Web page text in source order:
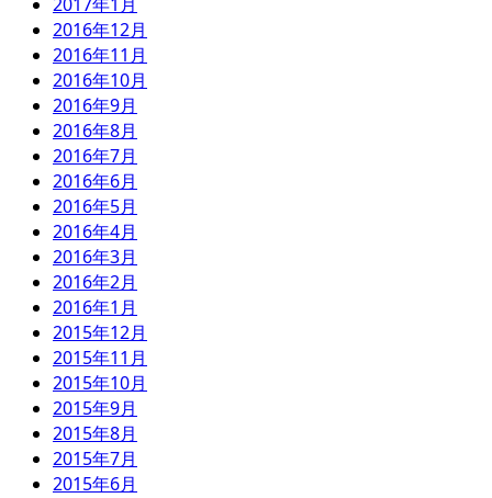
2016年12月
2016年11月
2016年10月
2016年9月
2016年8月
2016年7月
2016年6月
2016年5月
2016年4月
2016年3月
2016年2月
2016年1月
2015年12月
2015年11月
2015年10月
2015年9月
2015年8月
2015年7月
2015年6月